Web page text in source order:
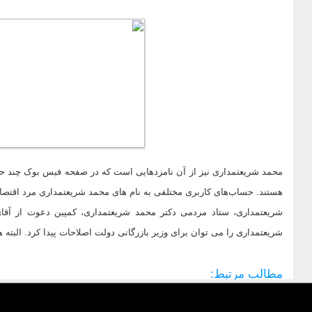
محمد شریعتمداری نیز از آن نامزدهایی است که در صفحه فیس بوک چند
هستند. حساب‌های کاربری مختلفی به نام های محمد شریعتمداری مرد
شریعتمداری، ستاد مردمی دکتر محمد شریعتمداری، کمپین دعوت
شریعتمداری را می توان برای وزیر بازرگانی دولت اصلاحات پیدا کرد.
مطالب مرتبط: